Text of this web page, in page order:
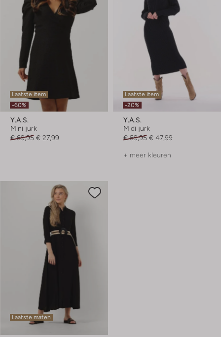
Laatste item
-60%
Y.a.s.
Mini jurk
€ 69,95 € 27,99
Laatste item
-20%
Y.a.s.
Midi jurk
€ 59,95 € 47,99
+ meer kleuren
Laatste maten